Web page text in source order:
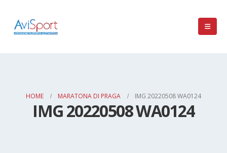
HOME MARATONA DI PRAGA IMG 20220508 WA0124
IMG 20220508 WA0124